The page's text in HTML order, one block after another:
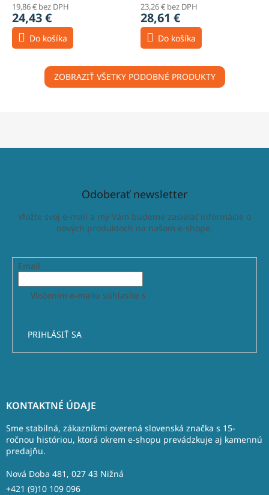
19,86 € bez DPH
24,43 €
Do košíka
23,26 € bez DPH
28,61 €
Do košíka
ZOBRAZIŤ VŠETKY PODOBNÉ PRODUKTY
Odoberať newsletter
Vložte svoj e-mail a my Vám budeme zasielať informácie o
nových produktoch na našom e-shope.
Email
Vložením e-mailu súhlasíte s
PRIHLÁSIŤ SA
KONTAKTNÉ ÚDAJE
Sme stabilná, zákazníkmi overená slovenská značka s 15-
ročnou históriou, ktorá okrem e-shopu prevádzkuje aj kamennú
predajňu.
Nová Doba 481, 027 43 Nižná
+421 (9)10 109 096